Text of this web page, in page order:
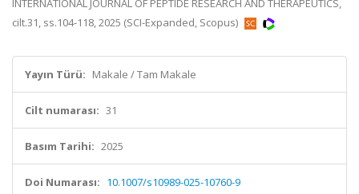
INTERNATIONAL JOURNAL OF PEPTIDE RESEARCH AND THERAPEUTICS,
cilt.31, ss.104-118, 2025 (SCI-Expanded, Scopus)
Yayın Türü: Makale / Tam Makale
Cilt numarası: 31
Basım Tarihi: 2025
Doi Numarası: 10.1007/s10989-025-10760-9